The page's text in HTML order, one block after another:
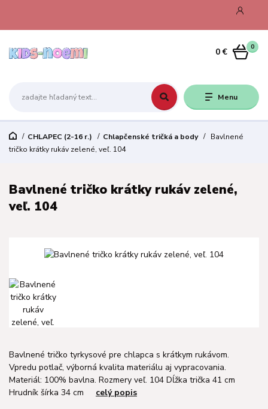
Menu
0
0 €
CHLAPEC (2-16 r.) Chlapčenské tričká a body
Bavlnené
tričko krátky rukáv zelené, veľ. 104
Bavlnené tričko krátky rukáv zelené,
veľ. 104
Bavlnené tričko tyrkysové pre chlapca s krátkym rukávom.
Vpredu potlač, výborná kvalita materiálu aj vypracovania.
Materiál: 100% bavlna. Rozmery veľ. 104 Dĺžka trička 41 cm
Hrudník šírka 34 cm celý popis